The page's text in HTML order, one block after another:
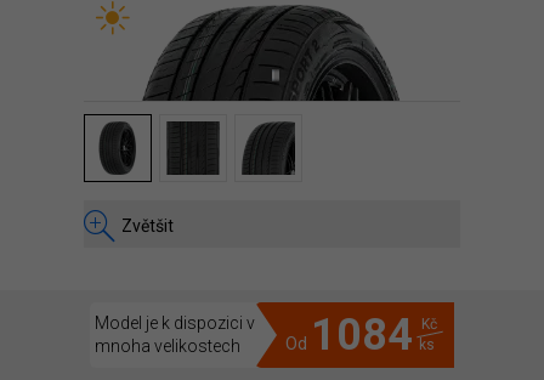
Zvětšit
Model je k dispozici v
mnoha velikostech
Od 1084
Kč
ks